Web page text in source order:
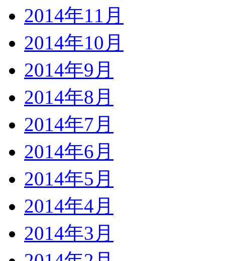
2014年11月
2014年10月
2014年9月
2014年8月
2014年7月
2014年6月
2014年5月
2014年4月
2014年3月